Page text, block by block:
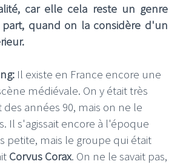
car elle cela reste un genre
quand on la considère d'un
Il existe en France encore une
médiévale. On y était très
années 90, mais on ne le
Il s'agissait encore à l'époque
petite, mais le groupe qui était
Corvus Corax. On ne le savait pas,